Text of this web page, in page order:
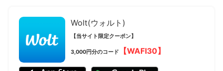
Wolt(ウォルト)
【当サイト限定クーポン】
3,000円分のコード 【WAFI30】